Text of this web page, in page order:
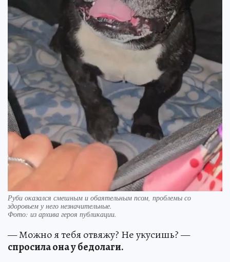
Руби оказался смешным и обаятельным псом, проблемы со
здоровьем у него незначительные.
Фото: из архива героя публикации.
— Можно я тебя отвяжу? Не укусишь? —
спросила она у бедолаги.